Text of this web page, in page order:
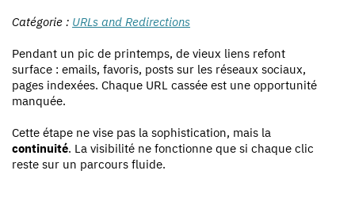
Catégorie : URLs and Redirections
Pendant un pic de printemps, de vieux liens refont
surface : emails, favoris, posts sur les réseaux sociaux,
pages indexées. Chaque URL cassée est une opportunité
manquée.
Cette étape ne vise pas la sophistication, mais la
continuité. La visibilité ne fonctionne que si chaque clic
reste sur un parcours fluide.